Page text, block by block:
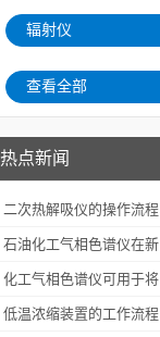
辐射仪
查看全部
热点新闻
二次热解吸仪的操作流程
和使用注意事项
石油化工气相色谱仪在新
材料、新产品的研发中的
应用
化工气相色谱仪可用于将
样品引入色谱柱并推动分
低温浓缩装置的工作流程